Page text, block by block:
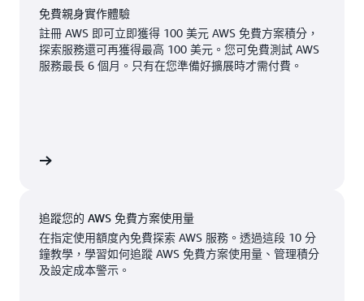
美國東部 (維吉尼亞北部)
美國東部 (俄亥俄)
亞特蘭大，喬治亞州
波士頓，麻薩諸塞州
芝加哥，伊利諾州
斯州
海沃德，加利福尼亞州
休斯頓，德克薩斯州
紐瓦克，新澤西州
帕洛阿爾托，加利福尼
克雷塔羅，墨西哥
鹽湖城，猶他州
免費親身實作體驗
註冊 AWS 即可立即獲得 100 美元 AWS 免費方案積分，
探索服務還可再獲得最高 100 美元。您可免費測試 AWS
服務最長 6 個月。只有在您準備好擴展時才需付費。
追蹤您的 AWS 免費方案使用量
在指定使用額度內免費探索 AWS 服務。透過這段 10 分
鐘教學，學習如何追蹤 AWS 免費方案使用量、管理積分
及設定成本警示。